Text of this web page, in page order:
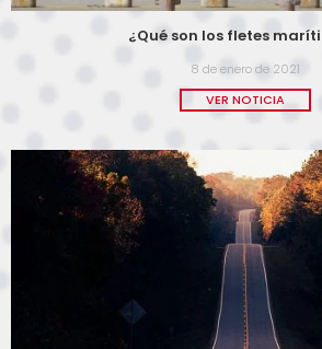
¿Qué son los fletes
8 de enero de 2021
VER NOTICIA